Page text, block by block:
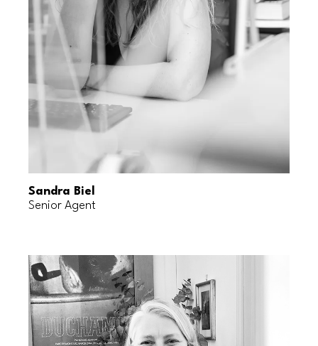
Sandra Biel
Senior Agent